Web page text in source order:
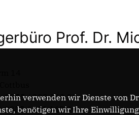
Prof. Dr.
0355 / 289 162 38
0355 / 289 162 39
verwenden wir Dienste von
benötigen wir Ihre